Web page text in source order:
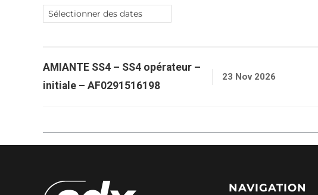
AMIANTE SS4 – SS4 opérateur –
initiale – AF0291516198
23 Nov 2026
NAVIGATION